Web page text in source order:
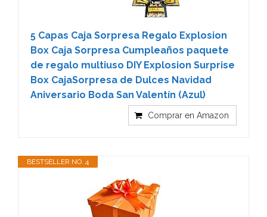
5 Capas Caja Sorpresa Regalo Explosion
Box Caja Sorpresa Cumpleaños paquete
de regalo multiuso DIY Explosion Surprise
Box CajaSorpresa de Dulces Navidad
Aniversario Boda San Valentín (Azul)
Comprar en Amazon
BESTSELLER NO. 4